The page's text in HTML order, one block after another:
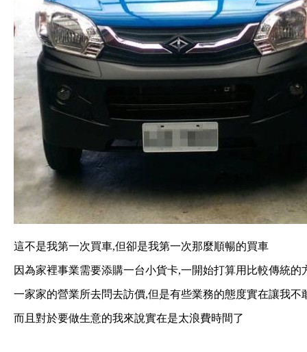
這不是我第一次買車,但卻是我第一次那麼順暢的買車
因為家裡事業需要添購一台小貨卡,一開始打算用比較傳統的
一家家的營業所去問去訪價,但是有些業務的態度實在讓我不
而且對於要做生意的我來說實在是太浪費時間了